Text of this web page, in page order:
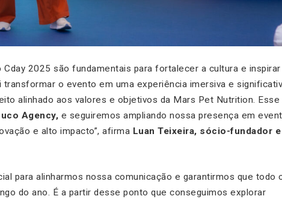
2025 são fundamentais para fortalecer a cultura e inspirar
o evento em uma experiência imersiva e
alinhado aos valores e objetivos da Mars Pet Nutrition. Esse
Agency, e seguiremos ampliando nossa presença em
e alto impacto”, afirma Luan Teixeira, sócio-fundador e
para alinharmos nossa comunicação e garantirmos que todo
do ano. É a partir desse ponto que conseguimos explorar